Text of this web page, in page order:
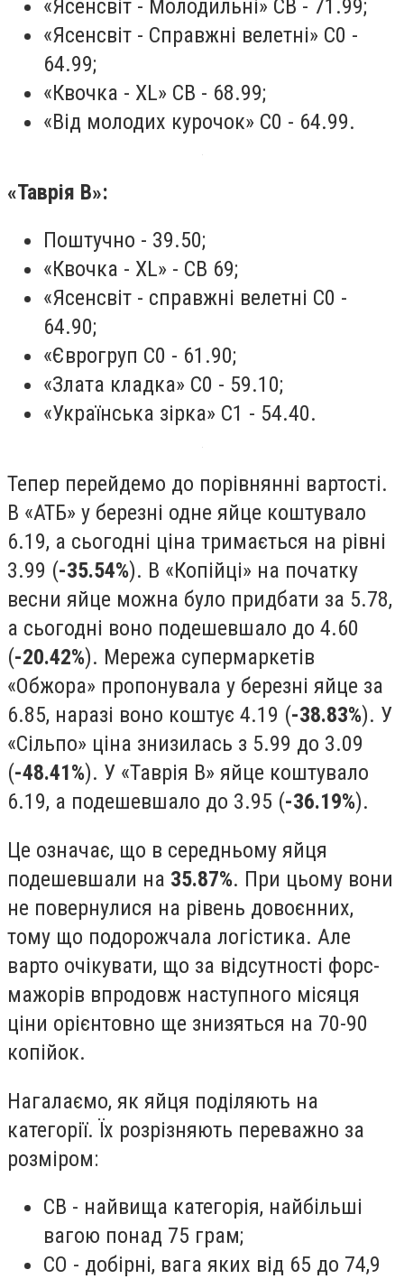
«Ясенсвіт - Молодильні» СВ - 71.99;
«Ясенсвіт - Справжні велетні» С0 -
64.99;
«Квочка - XL» СВ - 68.99;
«Від молодих курочок» С0 - 64.99.
«Таврія В»:
Поштучно - 39.50;
«Квочка - XL» - СВ 69;
«Ясенсвіт - справжні велетні С0 -
64.90;
«Єврогруп С0 - 61.90;
«Злата кладка» С0 - 59.10;
«Українська зірка» С1 - 54.40.
Тепер перейдемо до порівнянні вартості.
В «АТБ» у березні одне яйце коштувало
6.19, а сьогодні ціна тримається на рівні
3.99 (-35.54%). В «Копійці» на початку
весни яйце можна було придбати за 5.78,
а сьогодні воно подешевшало до 4.60
(-20.42%). Мережа супермаркетів
«Обжора» пропонувала у березні яйце за
6.85, наразі воно коштує 4.19 (-38.83%). У
«Сільпо» ціна знизилась з 5.99 до 3.09
(-48.41%). У «Таврія В» яйце коштувало
6.19, а подешевшало до 3.95 (-36.19%).
Це означає, що в середньому яйця
подешевшали на 35.87%. При цьому вони
не повернулися на рівень довоєнних,
тому що подорожчала логістика. Але
варто очікувати, що за відсутності форс-
мажорів впродовж наступного місяця
ціни орієнтовно ще знизяться на 70-90
копійок.
Нагалаємо, як яйця поділяють на
категорії. Їх розрізняють переважно за
розміром:
СВ - найвища категорія, найбільші
вагою понад 75 грам;
СО - добірні, вага яких від 65 до 74,9